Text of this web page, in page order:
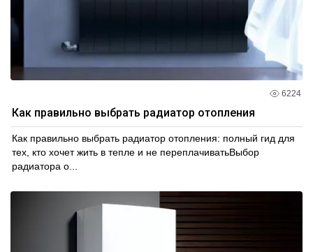
6224
Как правильно выбрать радиатор отопления
Как правильно выбрать радиатор отопления: полный гид для
тех, кто хочет жить в тепле и не переплачиватьВыбор
радиатора о...